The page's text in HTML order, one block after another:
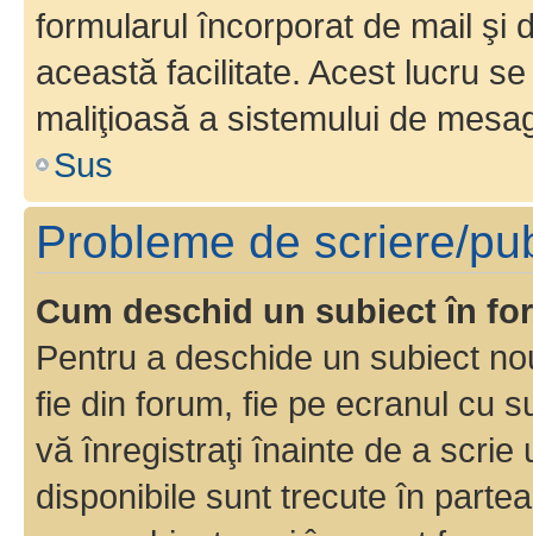
formularul încorporat de mail şi
această facilitate. Acest lucru
maliţioasă a sistemului de
Sus
Probleme de scriere/
Cum deschid un subiect în
Pentru a deschide un subiect
fie din forum, fie pe ecranul cu
vă înregistraţi înainte de a scrie
disponibile sunt trecute în